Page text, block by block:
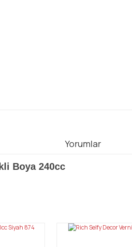
Yorumlar
Boya 240cc
açıklamalarında ve diğer konularda